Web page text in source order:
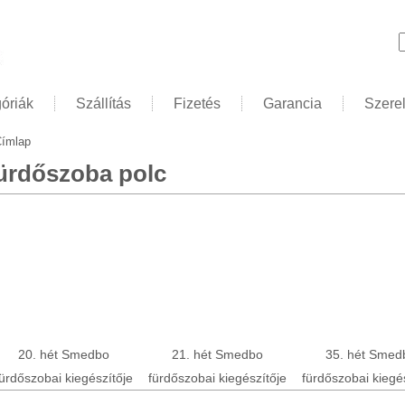
Szállítás Fizetés Garancia
hely
polc
20. hét Smedbo
kiegészítője
21. hét Smedbo
fürdőszobai kiegészítője
35. hét
fürdőszobai